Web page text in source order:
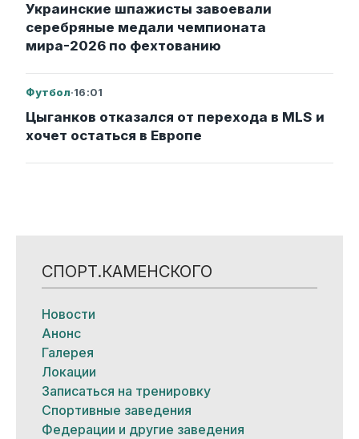
Украинские шпажисты завоевали
серебряные медали чемпионата
мира-2026 по фехтованию
Футбол·16:01
Цыганков отказался от перехода в MLS и
хочет остаться в Европе
СПОРТ.КАМЕНСКОГО
Новости
Анонс
Галерея
Локации
Записаться на тренировку
Спортивные заведения
Федерации и другие заведения